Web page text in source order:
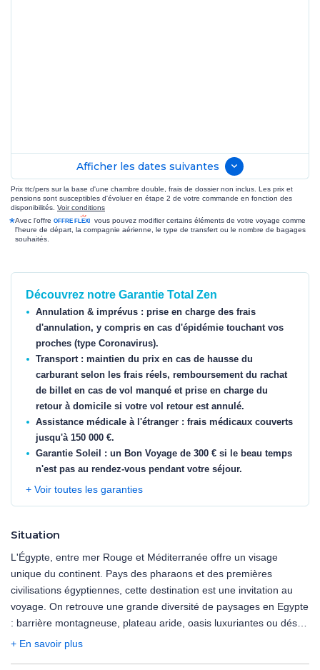
Afficher les dates suivantes
Prix ttc/pers sur la base d'une chambre double, frais de dossier non inclus. Les prix et
pensions sont susceptibles d'évoluer en étape 2 de votre commande en fonction des
disponibilités. Voir conditions
*Avec l'offre
vous pouvez modifier certains éléments de votre voyage comme
l'heure de départ, la compagnie aérienne, le type de transfert ou le nombre de bagages
souhaités.
Découvrez notre Garantie Total Zen
Annulation & imprévus : prise en charge des frais
d'annulation, y compris en cas d'épidémie touchant vos
proches (type Coronavirus).
Transport : maintien du prix en cas de hausse du
carburant selon les frais réels, remboursement du rachat
de billet en cas de vol manqué et prise en charge du
retour à domicile si votre vol retour est annulé.
Assistance médicale à l'étranger : frais médicaux couverts
jusqu'à 150 000 €.
Garantie Soleil : un Bon Voyage de 300 € si le beau temps
n'est pas au rendez-vous pendant votre séjour.
+ Voir toutes les garanties
Situation
L'Égypte, entre mer Rouge et Méditerranée offre un visage
unique du continent. Pays des pharaons et des premières
civilisations égyptiennes, cette destination est une invitation au
voyage. On retrouve une grande diversité de paysages en Egypte
: barrière montagneuse, plateau aride, oasis luxuriantes ou désert
aride. Pour les sportifs, n'hésitez pas à réaliser des randonnées
+ En savoir plus